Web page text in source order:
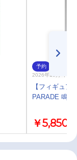
予約
2026年10月 中 発
【フィギュア
PARADE 鳴
￥5,850